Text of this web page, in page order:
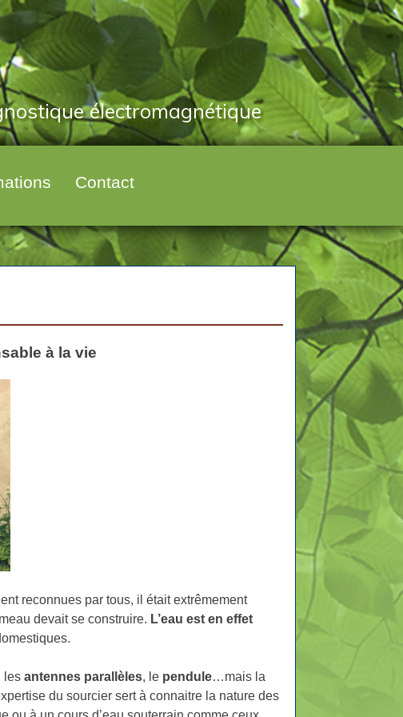
électromagnétique
Contact
à la vie
reconnues par tous, il était extrêmement
devait se construire. L’eau est en effet
lesantennes parallèles, le pendule…mais la
du sourcier sert à connaitre la nature des